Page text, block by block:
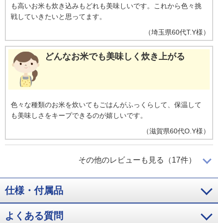
も高いお米も炊き込みもどれも美味しいです。これから色々挑
戦していきたいと思ってます。
（埼玉県60代T.Y様）
どんなお米でも美味しく炊き上がる
色々な種類のお米を炊いてもごはんがふっくらして、保温して
も美味しさをキープできるのが嬉しいです。
（滋賀県60代O.Y様）
これは、オススメです！
以前使用していた炊飯器でも満足していましたが、今回購入し
た炊飯器でご飯を炊いて食べるてみると明らかに食感や味が良
その他のレビューも見る（17件）
仕様・付属品
よくある質問